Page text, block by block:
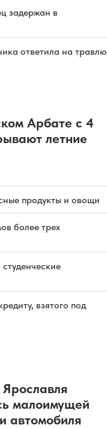
задержан в
ответила на травлю
Арбате с 4
летние
продукты и овощи
более трех
взятого под
малоимущей
автомобиля